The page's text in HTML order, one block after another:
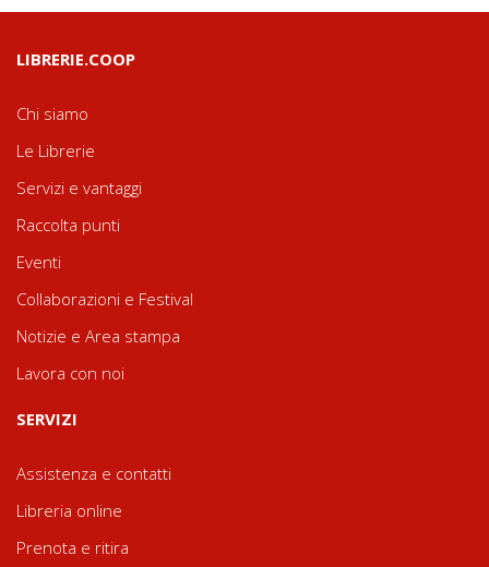
LIBRERIE.COOP
Chi siamo
Le Librerie
Servizi e vantaggi
Raccolta punti
Eventi
Collaborazioni e Festival
Notizie e Area stampa
Lavora con noi
SERVIZI
Assistenza e contatti
Libreria online
Prenota e ritira